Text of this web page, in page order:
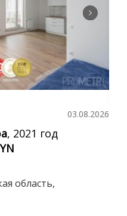
03.08.2026
, 2021 год
область,